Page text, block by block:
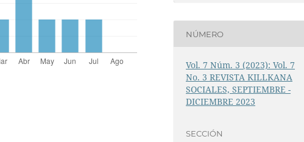
NÚMERO
Vol. 7 Núm. 3 (2023): Vol. 7
No. 3 REVISTA KILLKANA
SOCIALES, SEPTIEMBRE -
DICIEMBRE 2023
SECCIÓN